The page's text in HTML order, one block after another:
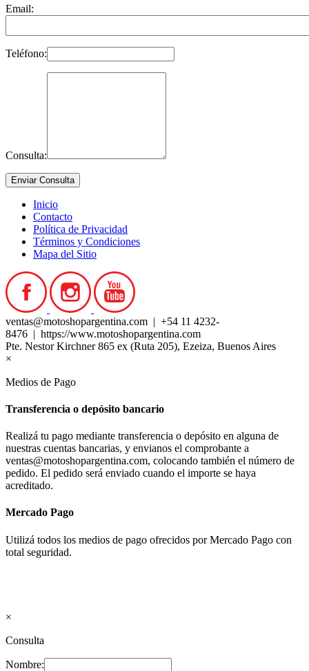
Email:
Teléfono:
Consulta:
Inicio
Contacto
Política de Privacidad
Términos y Condiciones
Mapa del Sitio
ventas@motoshopargentina.com | +54 11 4232-
8476 | https://www.motoshopargentina.com
Pte. Nestor Kirchner 865 ex (Ruta 205), Ezeiza, Buenos Aires
×
Medios de Pago
Transferencia o depósito bancario
Realizá tu pago mediante transferencia o depósito en alguna de
nuestras cuentas bancarias, y envianos el comprobante a
ventas@motoshopargentina.com, colocando también el número de
pedido. El pedido será enviado cuando el importe se haya
acreditado.
Mercado Pago
Utilizá todos los medios de pago ofrecidos por Mercado Pago con
total seguridad.
×
Consulta
Nombre: